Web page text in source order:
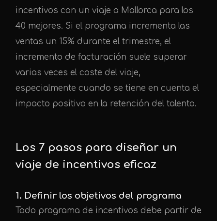
incentivos con un viaje a Mallorca para los
40 mejores. Si el programa incrementa las
ventas un 15% durante el trimestre, el
incremento de facturación suele superar
varias veces el coste del viaje,
especialmente cuando se tiene en cuenta el
impacto positivo en la retención del talento.
Los 7 pasos para diseñar un
viaje de incentivos eficaz
1. Definir los objetivos del programa
Todo programa de incentivos debe partir de